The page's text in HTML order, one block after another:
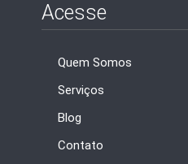
Acesse
Quem Somos
Serviços
Blog
Contato